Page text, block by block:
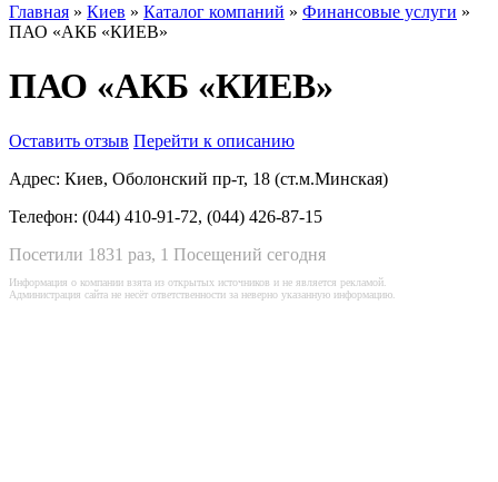
Главная » Киев » Каталог компаний » Финансовые услуги »
ПАО «АКБ «КИЕВ»
ПАО «АКБ «КИЕВ»
Оставить отзыв Перейти к описанию
Адрес: Киев, Оболонский пр-т, 18 (ст.м.Минская)
Телефон: (044) 410-91-72, (044) 426-87-15
Посетили 1831 раз, 1 Посещений сегодня
Информация о компании взята из открытых источников и не является рекламой.
Администрация сайта не несёт ответственности за неверно указанную информацию.